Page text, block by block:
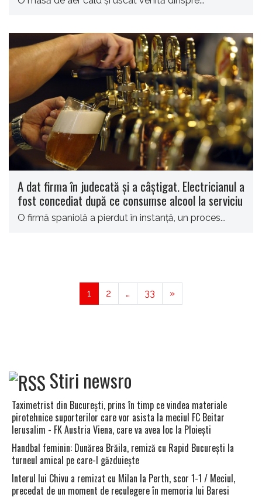
A dat firma în judecată și a câștigat. Electricianul a
fost concediat după ce consumse alcool la serviciu
O firmă spaniolă a pierdut în instanță, un proces...
1 2 … 33 »
Stiri newsro
Taximetrist din Bucureşti, prins în timp ce vindea materiale
pirotehnice suporterilor care vor asista la meciul FC Beitar
Ierusalim - FK Austria Viena, care va avea loc la Ploieşti
Handbal feminin: Dunărea Brăila, remiză cu Rapid Bucureşti la
turneul amical pe care-l găzduieşte
Interul lui Chivu a remizat cu Milan la Perth, scor 1-1 / Meciul,
precedat de un moment de reculegere în memoria lui Baresi